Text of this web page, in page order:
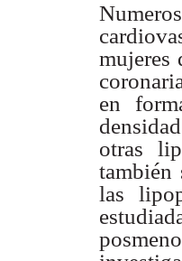
mujeres
en
otras
también
las